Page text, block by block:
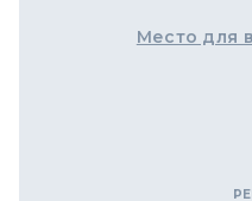
Место для